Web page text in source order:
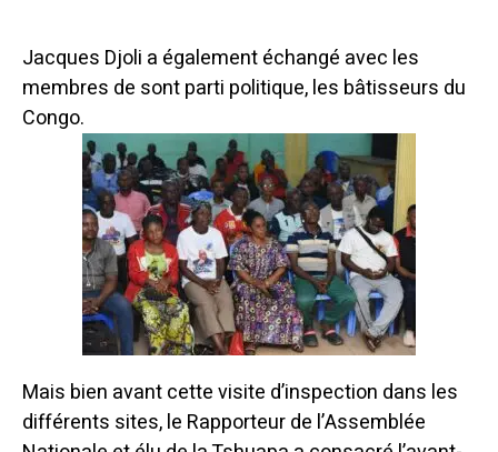
Jacques Djoli a également échangé avec les
membres de sont parti politique, les bâtisseurs du
Congo.
Mais bien avant cette visite d’inspection dans les
différents sites, le Rapporteur de l’Assemblée